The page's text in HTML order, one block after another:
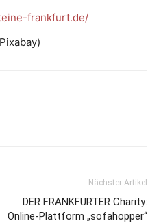
frankfurt.de/
Nächster Artikel
DER FRANKFURTER Charity:
Online-Plattform „sofahopper“